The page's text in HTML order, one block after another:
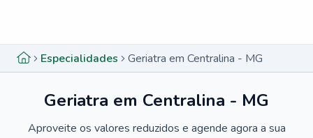
Especialidades Geriatra em Centralina - MG
Geriatra em Centralina - MG
Aproveite os valores reduzidos e agende agora a sua